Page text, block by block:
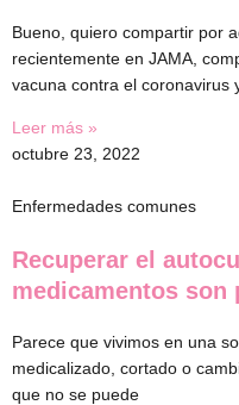
Bueno, quiero compartir por
recientemente en JAMA,
vacuna contra el coronavirus
Leer más »
octubre 23, 2022
Enfermedades comunes
Recuperar el
medicamentos son
Parece que vivimos en una
medicalizado, cortado o
que no se puede